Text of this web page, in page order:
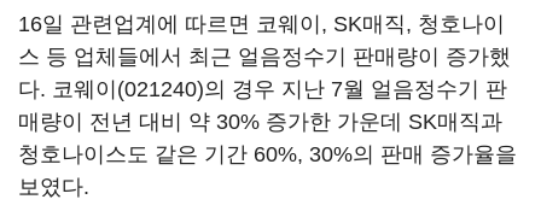
16일 관련업계에 따르면 코웨이, SK매직, 청호나이
스 등 업체들에서 최근 얼음정수기 판매량이 증가했
다. 코웨이(021240)의 경우 지난 7월 얼음정수기 판
매량이 전년 대비 약 30% 증가한 가운데 SK매직과
청호나이스도 같은 기간 60%, 30%의 판매 증가율을
보였다.